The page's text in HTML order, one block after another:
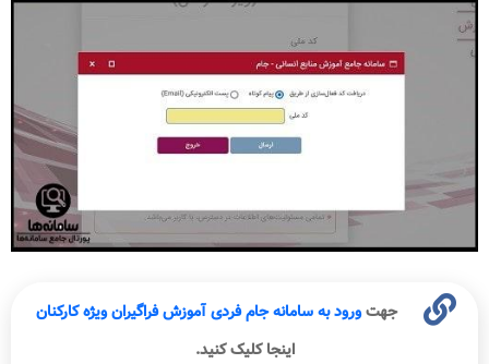
جهتورود به سامانه جام فردی آموزش فراگیران ویژه کارکنان
اینجا کلیک کنید.